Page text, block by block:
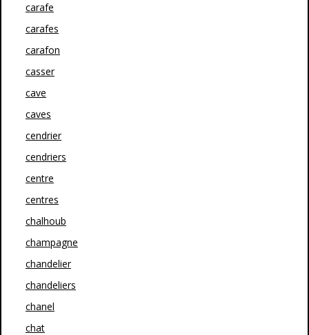
carafe
carafes
carafon
casser
cave
caves
cendrier
cendriers
centre
centres
chalhoub
champagne
chandelier
chandeliers
chanel
chat